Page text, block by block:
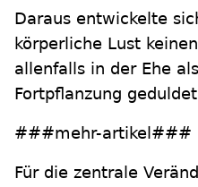
Daraus entwickelte
körperliche Lust
allenfalls in der Ehe
Fortpflanzung
###mehr-artikel###
Für die zentrale